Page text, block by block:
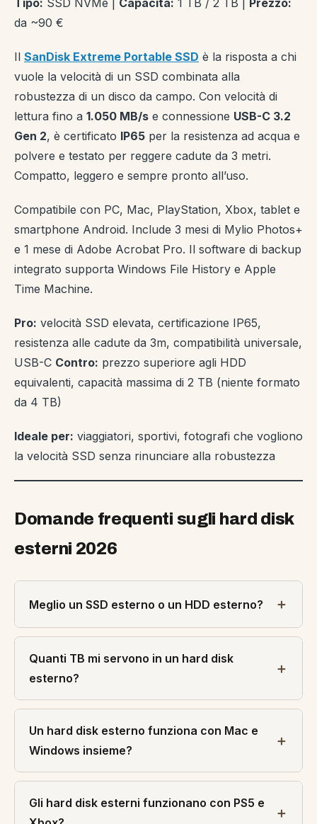
Tipo: SSD NVMe | Capacità: 1 TB / 2 TB |
Prezzo:
da ~90 €
Il SanDisk Extreme Portable SSD è la risposta a chi
vuole la velocità di un SSD combinata alla
robustezza di un disco da campo. Con velocità di
lettura fino a 1.050 MB/s e connessione USB-C 3.2
Gen 2, è certificato IP65 per la resistenza ad acqua e
polvere e testato per reggere cadute da 3 metri.
Compatto, leggero e sempre pronto all’uso.
Compatibile con PC, Mac, PlayStation, Xbox, tablet e
smartphone Android. Include 3 mesi di Mylio Photos+
e 1 mese di Adobe Acrobat Pro. Il software di backup
integrato supporta Windows File History e Apple
Time Machine.
Pro: velocità SSD elevata, certificazione IP65,
resistenza alle cadute da 3m, compatibilità universale,
USB-C Contro: prezzo superiore agli HDD
equivalenti, capacità massima di 2 TB (niente formato
da 4 TB)
Ideale per: viaggiatori, sportivi, fotografi che vogliono
la velocità SSD senza rinunciare alla robustezza
Domande frequenti sugli hard disk
esterni 2026
Meglio un SSD esterno o un HDD esterno?
Quanti TB mi servono in un hard disk
esterno?
Un hard disk esterno funziona con Mac e
Windows insieme?
Gli hard disk esterni funzionano con PS5 e